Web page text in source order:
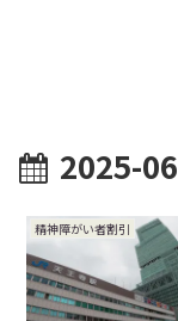
2025-06
精神障がい者割引